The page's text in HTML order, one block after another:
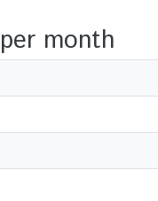
month